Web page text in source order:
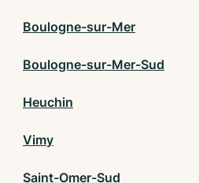
Boulogne-sur-Mer
Boulogne-sur-Mer-Sud
Heuchin
Vimy
Saint-Omer-Sud